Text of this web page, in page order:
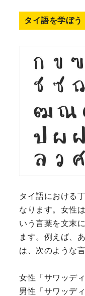
タイ語を学ぼう
タイ語における
なります。女性
いう言葉を文末
ます。例えば、
は、次のような
女性「サワッディ
男性「サワッデ